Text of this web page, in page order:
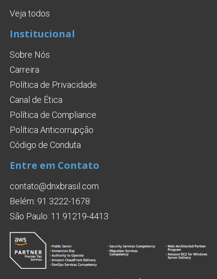
Veja todos
Institucional
Sobre Nós
Carreira
Política de Privacidade
Canal de Ética
Política de Compliance
Política Anticorrupção
Código de Conduta
Entre em Contato
contato@dnxbrasil.com
Belém: 91 3222-1678
São Paulo: 11 91219-4413